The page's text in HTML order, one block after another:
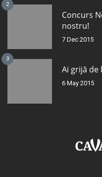
2
Concurs
nostru!
7 Dec 2015
3
Ai grijă
6 May 2015